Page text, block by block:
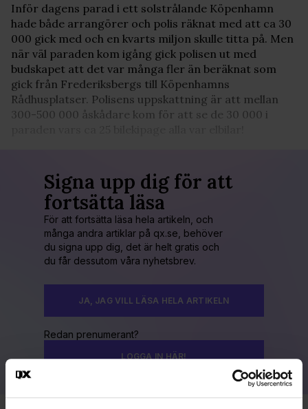
Inför dagens parad i ett solstrålande Köpenhamn
hade både arrangörer och polis räknat med att ca 30
000 gick med och en kvarts miljon skulle titta på. Men
när väl paraden kom igång gick polisen ut med
budskapet att det var många fler än beräknat som
gick från Frederiksbergs till Köpenhamns
Rådhusplatser. Polisens uppskattning är att mellan
300-500 000 åskådare kom för att se de 30 000 i
Signa upp dig för att
fortsätta läsa
För att fortsätta läsa hela artikeln, och
många andra artiklar på qx.se, behöver
du signa upp dig, det är helt gratis och
du får dessutom våra nyhetsbrev.
JA, JAG VILL LÄSA HELA ARTIKELN
Redan prenumerant?
LOGGA IN HÄR!